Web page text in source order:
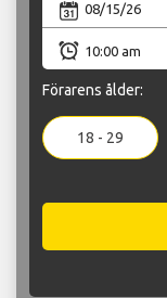
Förarens ålder:
18 - 29